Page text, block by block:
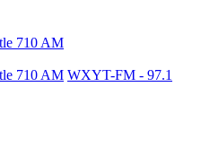
710 AM
710 AM WXYT-FM - 97.1